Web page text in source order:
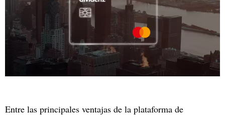
Entre las principales ventajas de la plataforma de